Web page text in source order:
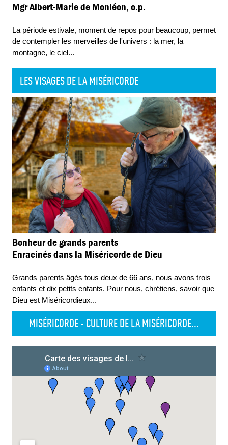
Mgr Albert-Marie de Monléon, o.p.
La période estivale, moment de repos pour beaucoup, permet
de contempler les merveilles de l'univers : la mer, la
montagne, le ciel...
LES VISAGES DE LA MISÉRICORDE
Bonheur de grands parents
Enracinés dans la Miséricorde de Dieu
Grands parents âgés tous deux de 66 ans, nous avons trois
enfants et dix petits enfants. Pour nous, chrétiens, savoir que
Dieu est Miséricordieux...
MISÉRICORDE - CULTURE DE LA MISÉRICORDE...